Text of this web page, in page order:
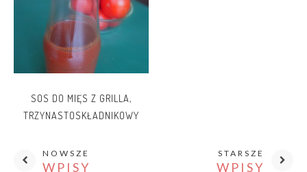
SOS DO MIĘS Z GRILLA,
TRZYNASTOSKŁADNIKOWY
NOWSZE
WPISY
STARSZE
WPISY